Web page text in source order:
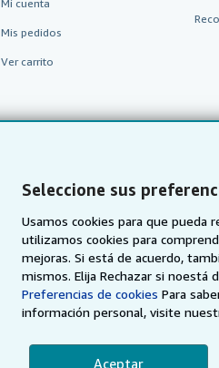
Seleccione sus
Usamos cookies para que pueda
utilizamos cookies para
mejoras. Si está de acuerdo,
mismos. Elija Rechazar si noestá
Preferencias de cookies Para
información personal, visite
Aceptar
Mi cuenta
Mis pedidos
Ver carrito
AbeBooks.com